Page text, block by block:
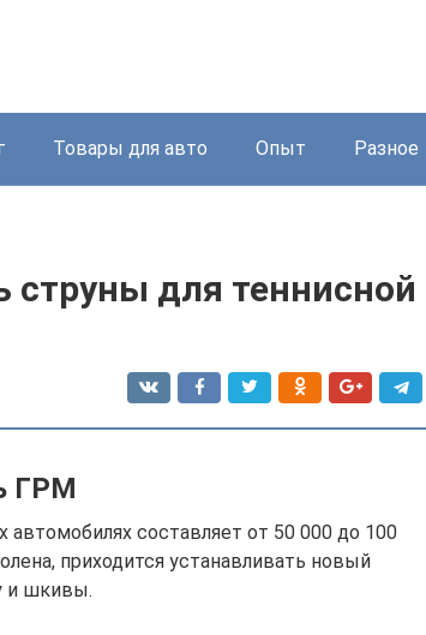
Товары для авто Опыт Разное
струны для теннисной
ГРМ
составляет от 50 000 до 100
приходится устанавливать новый
и шкивы.